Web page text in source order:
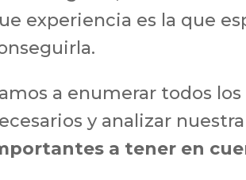
experiencia es la que
a enumerar todos
y analizar
a tener en